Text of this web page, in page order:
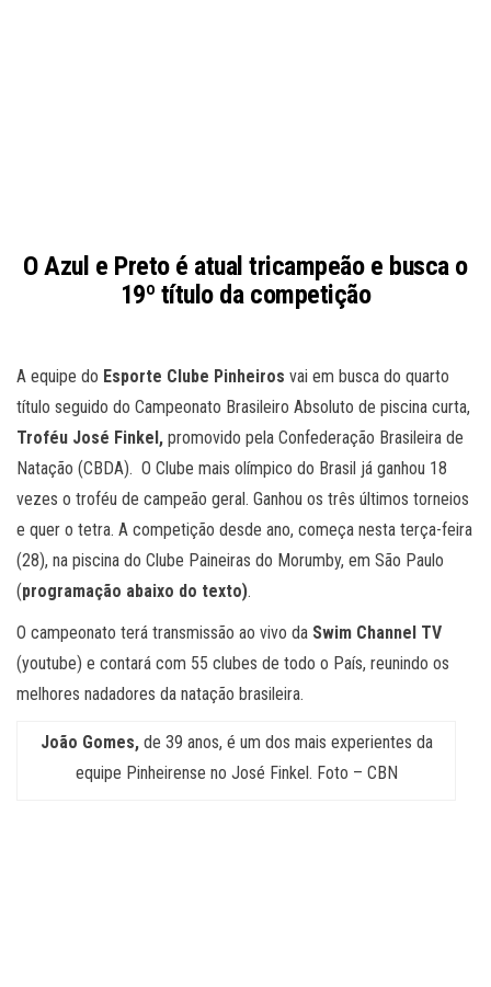
O Azul e Preto é atual tricampeão e busca o
19º título da competição
A equipe do Esporte Clube Pinheiros vai em busca do quarto
título seguido do Campeonato Brasileiro Absoluto de piscina curta,
Troféu José Finkel, promovido pela Confederação Brasileira de
Natação (CBDA). O Clube mais olímpico do Brasil já ganhou 18
vezes o troféu de campeão geral. Ganhou os três últimos torneios
e quer o tetra. A competição desde ano, começa nesta terça-feira
(28), na piscina do Clube Paineiras do Morumby, em São Paulo
(programação abaixo do texto).
O campeonato terá transmissão ao vivo da Swim Channel TV
(youtube) e contará com 55 clubes de todo o País, reunindo os
melhores nadadores da natação brasileira.
João Gomes,de 39 anos, é um dos mais experientes da
equipe Pinheirense no José Finkel. Foto – CBN